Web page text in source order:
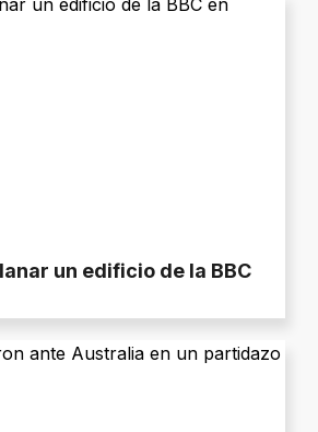
un edificio de la BBC